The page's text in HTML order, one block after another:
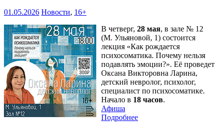
01.05.2026 Новости, 16+
В четверг, 28 мая, в зале № 12
(М. Ульяновой, 1) состоится
лекция «Как рождается
психосоматика. Почему нельзя
подавлять эмоции?». Её проведет
Оксана Викторовна Ларина,
детский невролог, психолог,
специалист по психосоматике.
Начало в 18 часов.
Афиша
Подробнее